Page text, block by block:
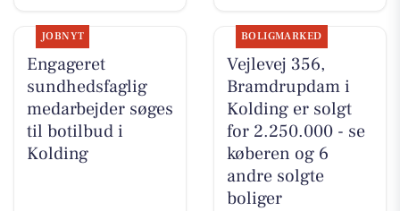
JOBNYT
Engageret
sundhedsfaglig
medarbejder søges
til botilbud i
Kolding
BOLIGMARKED
Vejlevej 356,
Bramdrupdam i
Kolding er solgt
for 2.250.000 - se
køberen og 6
andre solgte
boliger